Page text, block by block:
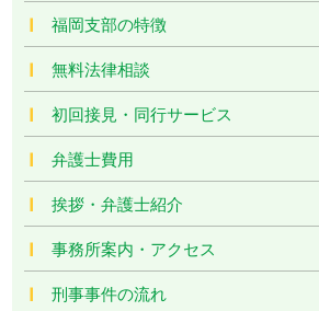
福岡支部の特徴
無料法律相談
初回接見・同行サービス
弁護士費用
挨拶・弁護士紹介
事務所案内・アクセス
刑事事件の流れ